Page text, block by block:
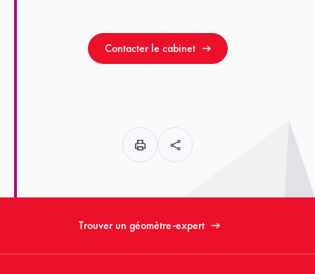
Contacter le cabinet
Trouver un géomètre-expert